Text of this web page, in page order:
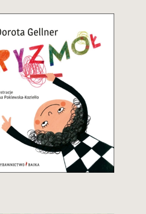
29,90 zł
Zobacz i kup